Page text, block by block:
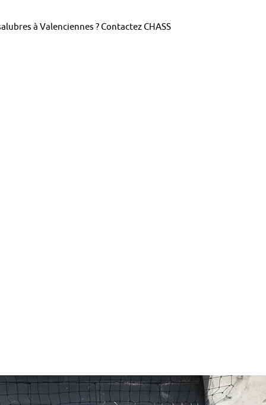
à Valenciennes ? Contactez CHASS